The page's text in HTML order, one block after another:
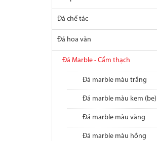
Đá chế tác
Đá hoa văn
Đá Marble - Cẩm thạch
Đá marble màu trắng
Đá marble màu kem (be)
Đá marble màu vàng
Đá marble màu hồng